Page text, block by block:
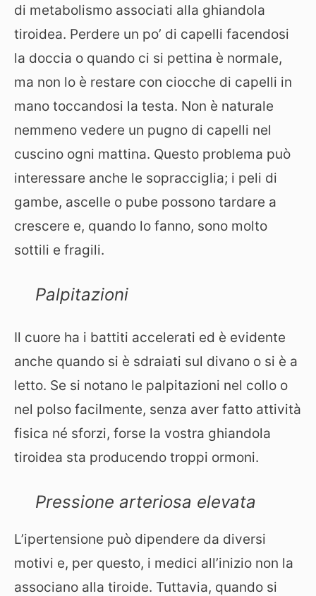
di metabolismo associati alla ghiandola
tiroidea. Perdere un po’ di capelli facendosi
la doccia o quando ci si pettina è normale,
ma non lo è restare con ciocche di capelli in
mano toccandosi la testa. Non è naturale
nemmeno vedere un pugno di capelli nel
cuscino ogni mattina. Questo problema può
interessare anche le sopracciglia; i peli di
gambe, ascelle o pube possono tardare a
crescere e, quando lo fanno, sono molto
sottili e fragili.
Palpitazioni
Il cuore ha i battiti accelerati ed è evidente
anche quando si è sdraiati sul divano o si è a
letto. Se si notano le palpitazioni nel collo o
nel polso facilmente, senza aver fatto attività
fisica né sforzi, forse la vostra ghiandola
tiroidea sta producendo troppi ormoni.
Pressione arteriosa elevata
L’ipertensione può dipendere da diversi
motivi e, per questo, i medici all’inizio non la
associano alla tiroide. Tuttavia, quando si